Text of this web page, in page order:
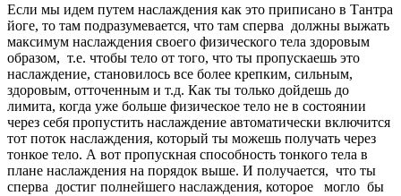
Если мы идем путем наслаждения как это приписано в Тантра
йоге, то там подразумевается, что там сперва должны выжать
максимум наслаждения своего физического тела здоровым
образом, т.е. чтобы тело от того, что ты пропускаешь это
наслаждение, становилось все более крепким, сильным,
здоровым, отточенным и т.д. Как ты только дойдешь до
лимита, когда уже больше физическое тело не в состоянии
через себя пропустить наслаждение автоматически включится
тот поток наслаждения, который ты можешь получать через
тонкое тело. А вот пропускная способность тонкого тела в
плане наслаждения на порядок выше. И получается, что ты
сперва достиг полнейшего наслаждения, которое могло бы